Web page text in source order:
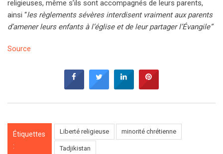
religieuses, même s’ils sont accompagnés de leurs parents,
ainsi “les règlements sévères interdisent vraiment aux parents
d’amener leurs enfants à l’église et de leur partager l’Évangile”
Source
Étiquettes
:
Liberté religieuse minorité chrétienne
Tadjikistan